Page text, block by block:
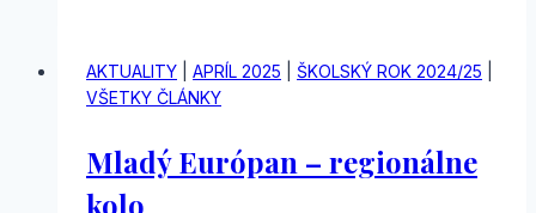
myslia
o rakovine
AKTUALITY APRÍL 2025 ŠKOLSKÝ ROK 2024/25
VŠETKY ČLÁNKY
Mladý Európan – regionálne
kolo